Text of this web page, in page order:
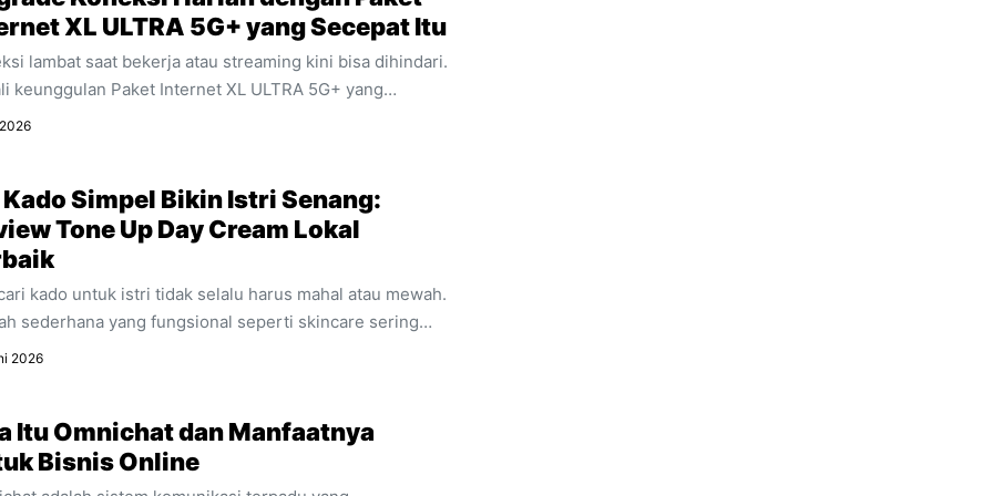
XL ULTRA 5G+ yang Secepat Itu
lambat saat bekerja atau streaming kini bisa dihindari.
keunggulan Paket Internet XL ULTRA 5G+ yang
kecepatan ultra dan stabilitas untuk segala
Kado Simpel Bikin Istri Senang:
Tone Up Day Cream Lokal
kado untuk istri tidak selalu harus mahal atau mewah.
sederhana yang fungsional seperti skincare sering
lebih berkesan. Temukan alasan mengapa produk
2026
Itu Omnichat dan Manfaatnya
Bisnis Online